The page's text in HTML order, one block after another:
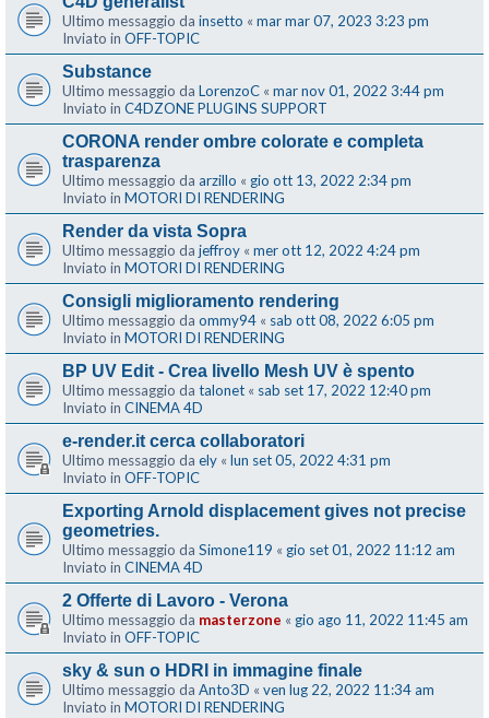
Ultimo messaggio da insetto « mar mar 07, 2023 3:23 pm
Inviato in OFF-TOPIC
Substance
Ultimo messaggio da LorenzoC « mar nov 01, 2022 3:44 pm
Inviato in C4DZONE PLUGINS SUPPORT
CORONA render ombre colorate e completa
trasparenza
Ultimo messaggio da arzillo « gio ott 13, 2022 2:34 pm
Inviato in MOTORI DI RENDERING
Render da vista Sopra
Ultimo messaggio da jeffroy « mer ott 12, 2022 4:24 pm
Inviato in MOTORI DI RENDERING
Consigli miglioramento rendering
Ultimo messaggio da ommy94 « sab ott 08, 2022 6:05 pm
Inviato in MOTORI DI RENDERING
BP UV Edit - Crea livello Mesh UV è spento
Ultimo messaggio da talonet « sab set 17, 2022 12:40 pm
Inviato in CINEMA 4D
e-render.it cerca collaboratori
Ultimo messaggio da ely « lun set 05, 2022 4:31 pm
Inviato in OFF-TOPIC
Exporting Arnold displacement gives not precise
geometries.
Ultimo messaggio da Simone119 « gio set 01, 2022 11:12 am
Inviato in CINEMA 4D
2 Offerte di Lavoro - Verona
Ultimo messaggio da masterzone « gio ago 11, 2022 11:45 am
Inviato in OFF-TOPIC
sky & sun o HDRI in immagine finale
Ultimo messaggio da Anto3D « ven lug 22, 2022 11:34 am
Inviato in MOTORI DI RENDERING